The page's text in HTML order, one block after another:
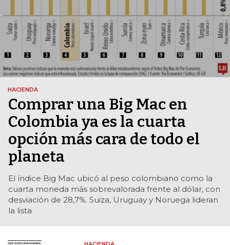
HACIENDA
Comprar una Big Mac en
Colombia ya es la cuarta
opción más cara de todo el
planeta
El índice Big Mac ubicó al peso colombiano como la
cuarta moneda más sobrevalorada frente al dólar, con
desviación de 28,7%. Suiza, Uruguay y Noruega lideran
la lista